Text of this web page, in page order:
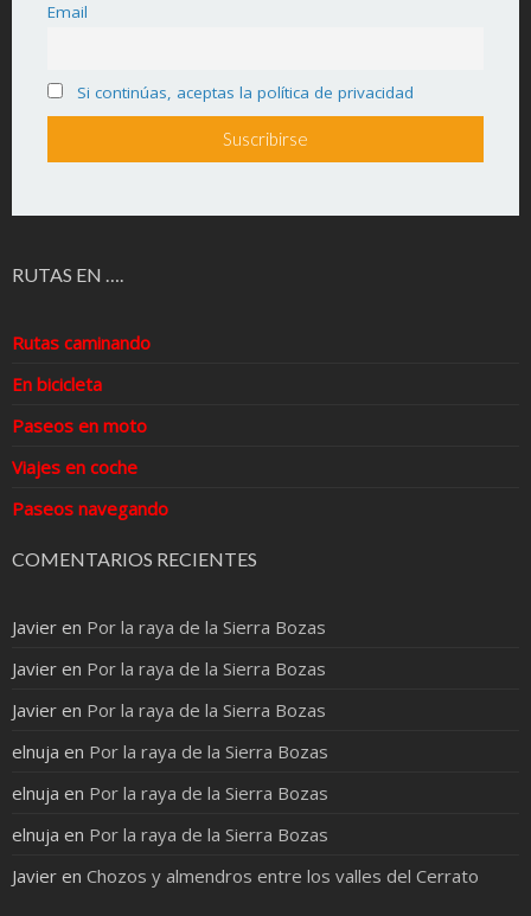
Email
Si continúas, aceptas la política de privacidad
RUTAS EN ….
Rutas caminando
En bicicleta
Paseos en moto
Viajes en coche
Paseos navegando
COMENTARIOS RECIENTES
Javier en Por la raya de la Sierra Bozas
Javier en Por la raya de la Sierra Bozas
Javier en Por la raya de la Sierra Bozas
elnuja en Por la raya de la Sierra Bozas
elnuja en Por la raya de la Sierra Bozas
elnuja en Por la raya de la Sierra Bozas
Javier en Chozos y almendros entre los valles del Cerrato